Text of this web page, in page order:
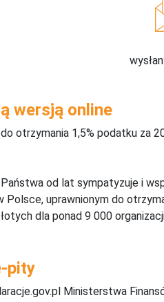
wersją online
otrzymania 1,5% podatku za
od lat sympatyzuje i
uprawnionym do
dla ponad 9 000
pity
Ministerstwa